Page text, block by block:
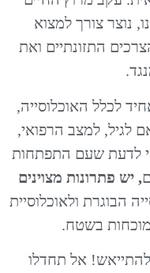
נוצר צורך למצוא
התזונתיים ואת
לכלל האוכלוסייה,
לגיל, למצב הרפואי,
לדעת שעם התפתחות
, יש פתרונות מצוינים
הבוגרת ולאוכלוסיית
מוכחות בשטח.
אל תחדלו